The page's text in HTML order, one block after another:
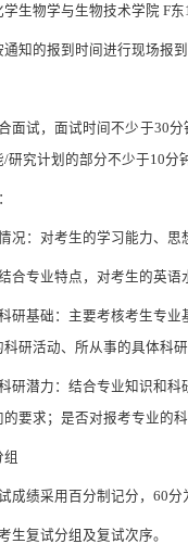
生物学与生物技术学院 F东
知的报到时间 进行现场报
面试，面试时间不少于30分
/研究计划的部分不少于10分
况：对考生的学习能力、 思
合专业特点，对考生的英语
研基础：主要考核考生专
研活动、所从事的具体科
研潜力：结合专业知识和
要求；是否对报考专业的
成绩采用百分制记分，60
生复试分组及复试次序。